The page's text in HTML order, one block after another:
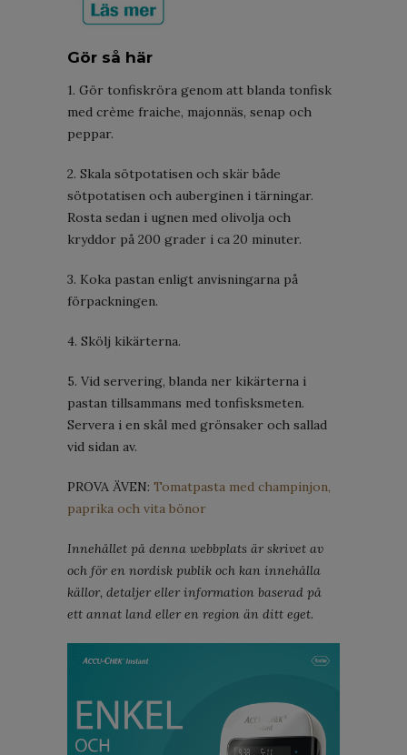
Gör så här
1. Gör tonfiskröra genom att blanda tonfisk
med crème fraiche, majonnäs, senap och
peppar.
2. Skala sötpotatisen och skär både
sötpotatisen och auberginen i tärningar.
Rosta sedan i ugnen med olivolja och
kryddor på 200 grader i ca 20 minuter.
3. Koka pastan enligt anvisningarna på
förpackningen.
4. Skölj kikärterna.
5. Vid servering, blanda ner kikärterna i
pastan tillsammans med tonfisksmeten.
Servera i en skål med grönsaker och sallad
vid sidan av.
PROVA ÄVEN: Tomatpasta med champinjon,
paprika och vita bönor
Innehållet på denna webbplats är skrivet av
och för en nordisk publik och kan innehålla
källor, detaljer eller information baserad på
ett annat land eller en region än ditt eget.